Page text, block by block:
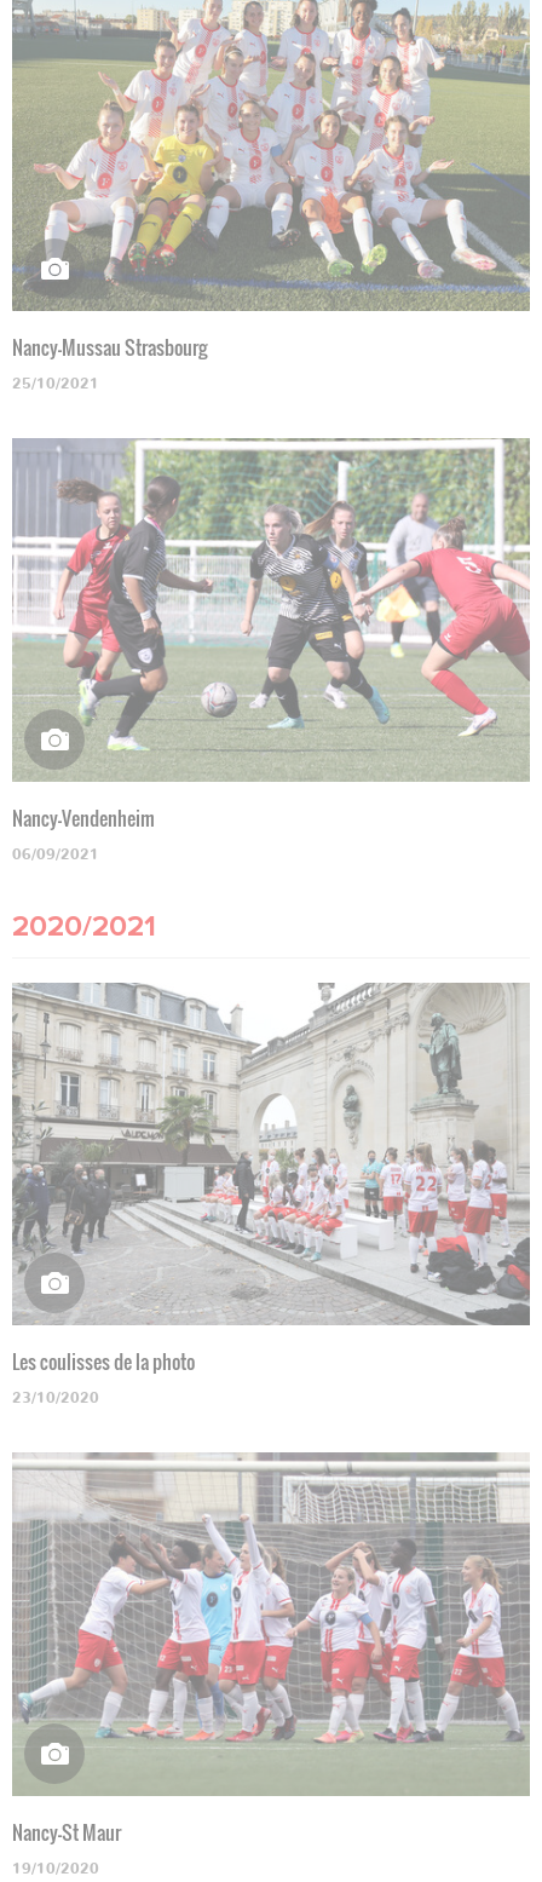
Nancy-Mussau Strasbourg
25/10/2021
Nancy-Vendenheim
06/09/2021
2020/2021
Les coulisses de la photo
23/10/2020
Nancy-St Maur
19/10/2020